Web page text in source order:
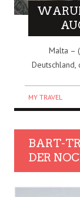
Malta –
Deutschland,
MY TRAVEL
BART-
DER